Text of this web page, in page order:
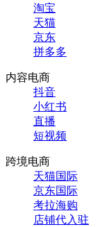
淘宝
天猫
京东
拼多多
内容电商
抖音
小红书
直播
短视频
跨境电商
天猫国际
京东国际
考拉海购
店铺代入驻